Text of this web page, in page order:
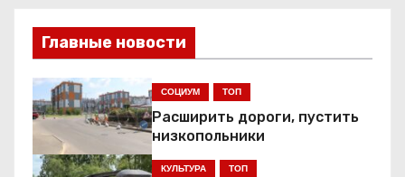
г
а
ц
Главные новости
СОЦИУМ ТОП
Расширить дороги, пустить
низкопольники
КУЛЬТУРА ТОП